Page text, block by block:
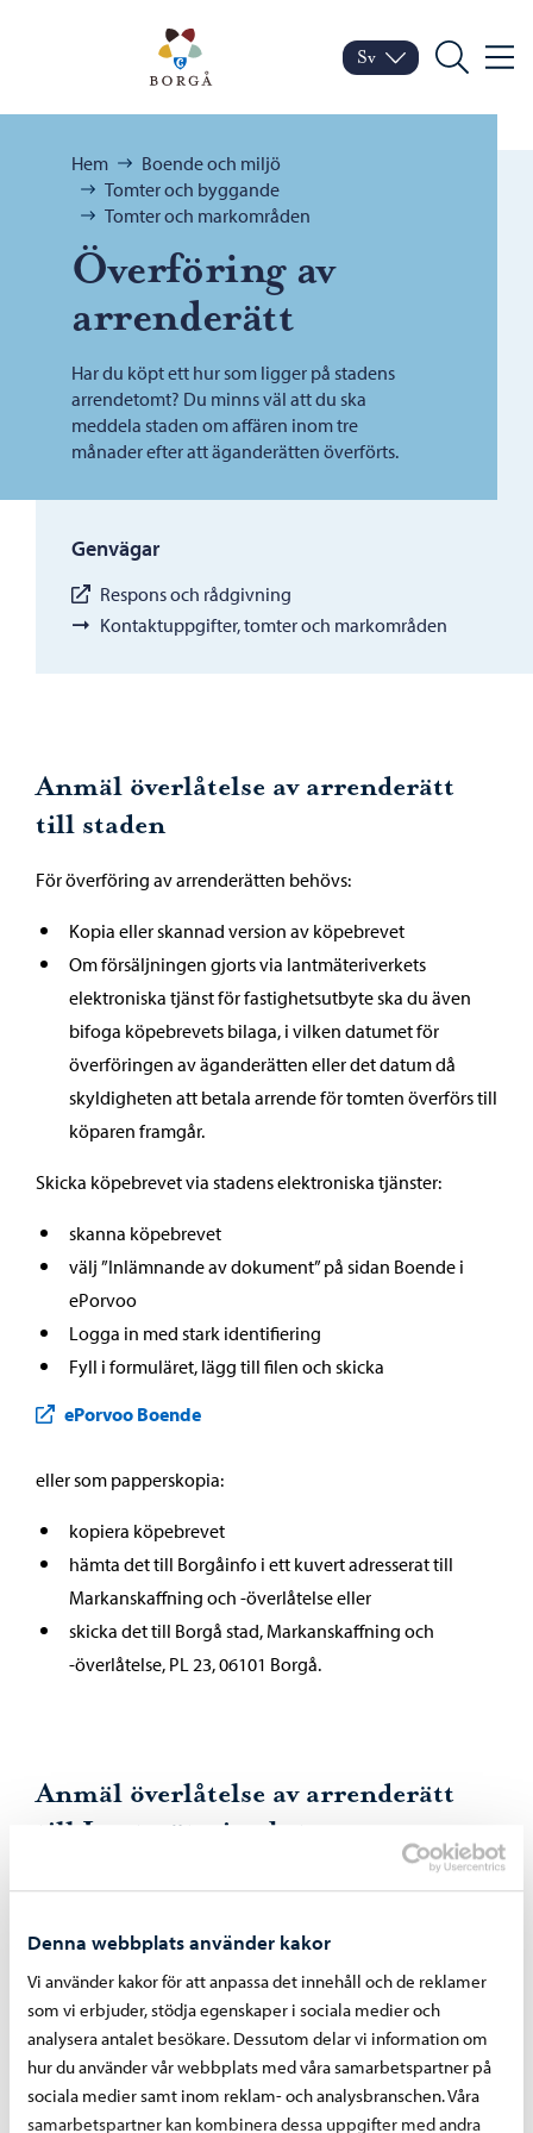
Denna webbplats använder kakor
Vi använder kakor för att anpassa det innehåll och de reklamer
som vi erbjuder, stödja egenskaper i sociala medier och
analysera antalet besökare. Dessutom delar vi information om
hur du använder vår webbplats med våra samarbetspartner på
sociala medier samt inom reklam- och analysbranschen. Våra
samarbetspartner kan kombinera dessa uppgifter med andra
Porvoo – Gå till
Byt språk
Nuvarande språk:
Sv
Sök Meny
Bläddra:
Hem
Boende och miljö
Tomter och byggande
Tomter och markområden
Överföring av
arrenderätt
Har du köpt ett hur som ligger på stadens
arrendetomt? Du minns väl att du ska
meddela staden om affären inom tre
månader efter att äganderätten överförts.
Genvägar
Respons och rådgivning
Kontaktuppgifter, tomter och markområden
Anmäl överlåtelse av arrenderätt
till staden
För överföring av arrenderätten behövs:
Kopia eller skannad version av köpebrevet
Om försäljningen gjorts via lantmäteriverkets
elektroniska tjänst för fastighetsutbyte ska du även
bifoga köpebrevets bilaga, i vilken datumet för
överföringen av äganderätten eller det datum då
skyldigheten att betala arrende för tomten överförs till
köparen framgår.
Skicka köpebrevet via stadens elektroniska tjänster:
skanna köpebrevet
välj ”Inlämnande av dokument” på sidan Boende i
ePorvoo
Logga in med stark identifiering
Fyll i formuläret, lägg till filen och skicka
ePorvoo Boende
eller som papperskopia:
kopiera köpebrevet
hämta det till Borgåinfo i ett kuvert adresserat till
Markanskaffning och -överlåtelse eller
skicka det till Borgå stad, Markanskaffning och
-överlåtelse, PL 23, 06101 Borgå.
Anmäl överlåtelse av arrenderätt
till Lantmäteriverket
Du ska också göra en anmälan om överföringen till
Lantmäteriverkets webbsidor.
Lantmäteriverket
Kontaktuppgifter, överföring av
arrenderätt